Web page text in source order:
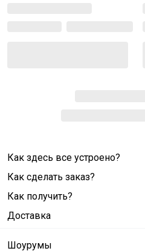
Как здесь все устроено?
Как сделать заказ?
Как получить?
Доставка
Шоурумы